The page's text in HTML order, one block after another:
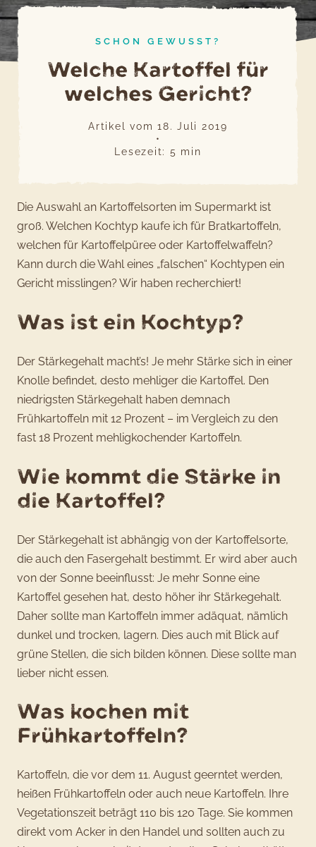
SCHON GEWUSST?
Welche Kartoffel für
welches Gericht?
Artikel vom18. Juli 2019
•
Lesezeit: 5 min
Die Auswahl an Kartoffelsorten im Supermarkt ist
groß. Welchen Kochtyp kaufe ich für Bratkartoffeln,
welchen für Kartoffelpüree oder Kartoffelwaffeln?
Kann durch die Wahl eines „falschen“ Kochtypen ein
Gericht misslingen? Wir haben recherchiert!
Was ist ein Kochtyp?
Der Stärkegehalt macht’s! Je mehr Stärke sich in einer
Knolle befindet, desto mehliger die Kartoffel. Den
niedrigsten Stärkegehalt haben demnach
Frühkartoffeln mit 12 Prozent – im Vergleich zu den
fast 18 Prozent mehligkochender Kartoffeln.
Wie kommt die Stärke in
die Kartoffel?
Der Stärkegehalt ist abhängig von der Kartoffelsorte,
die auch den Fasergehalt bestimmt. Er wird aber auch
von der Sonne beeinflusst: Je mehr Sonne eine
Kartoffel gesehen hat, desto höher ihr Stärkegehalt.
Daher sollte man Kartoffeln immer adäquat, nämlich
dunkel und trocken, lagern. Dies auch mit Blick auf
grüne Stellen, die sich bilden können. Diese sollte man
lieber nicht essen.
Was kochen mit
Frühkartoffeln?
Kartoffeln, die vor dem 11. August geerntet werden,
heißen Frühkartoffeln oder auch neue Kartoffeln. Ihre
Vegetationszeit beträgt 110 bis 120 Tage. Sie kommen
direkt vom Acker in den Handel und sollten auch zu